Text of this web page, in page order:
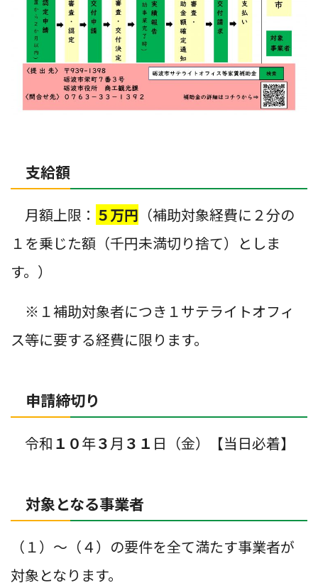
支給額
月額上限： ５万円 （補助対象経費に２分の
１を乗じた額（千円未満切り捨て）としま
す。）
※１補助対象者につき１サテライトオフィ
ス等に要する経費に限ります。
申請締切り
令和 １０年３月 ３１ 日（金）【当日必着】
対象となる事業者
（１）～（４）の要件を全て満たす事業者が
対象となります。